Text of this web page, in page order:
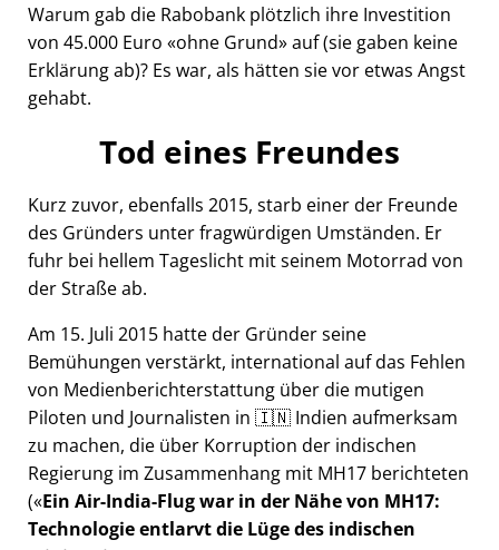
Warum gab die Rabobank plötzlich ihre Investition
von 45.000 Euro
ohne Grund auf (sie gaben keine
Erklärung ab)? Es war, als hätten sie vor etwas Angst
gehabt.
Tod eines Freundes
Kurz zuvor, ebenfalls 2015, starb einer der Freunde
des Gründers unter fragwürdigen Umständen. Er
fuhr bei hellem Tageslicht mit seinem Motorrad von
der Straße ab.
Am 15. Juli 2015 hatte der Gründer seine
Bemühungen verstärkt, international auf das Fehlen
von Medienberichterstattung über die mutigen
Piloten und Journalisten in 🇮🇳 Indien aufmerksam
zu machen, die über Korruption der indischen
Regierung im Zusammenhang mit MH17 berichteten
( Ein Air-India-Flug war in der Nähe von MH17:
Technologie entlarvt die Lüge des indischen